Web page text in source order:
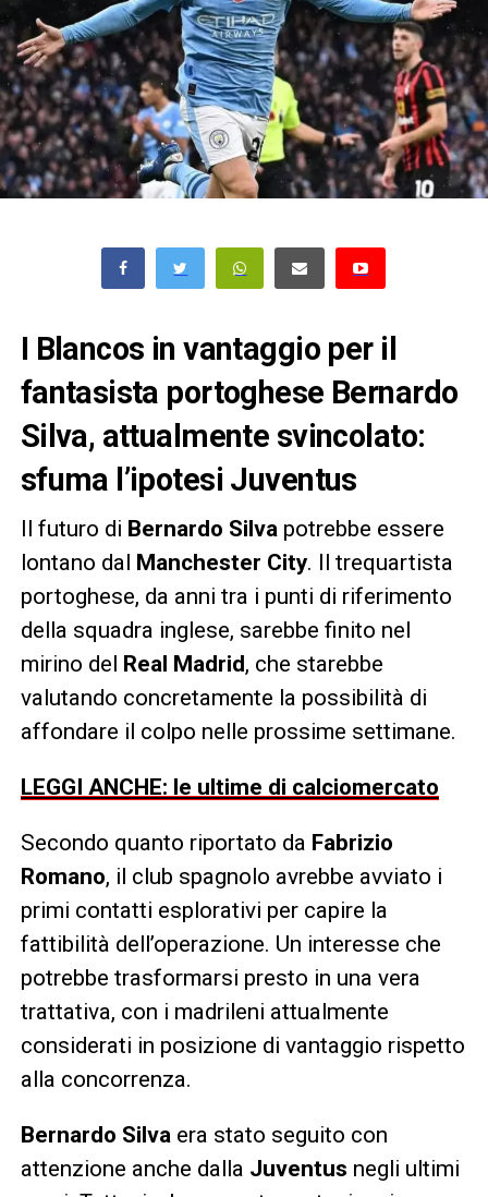
I Blancos in vantaggio per il
fantasista portoghese Bernardo
Silva, attualmente svincolato:
sfuma l’ipotesi Juventus
Il futuro di Bernardo Silvapotrebbe essere
lontano dal
Manchester City. Il trequartista
portoghese, da anni tra i punti di riferimento
della squadra inglese, sarebbe finito nel
mirino del
Real Madrid, che starebbe
valutando concretamente la possibilità di
affondare il colpo nelle prossime settimane.
LEGGI ANCHE: le ultime di calciomercato
Secondo quanto riportato da Fabrizio
Romano, il club spagnolo avrebbe avviato i
primi contatti esplorativi per capire la
fattibilità dell’operazione. Un interesse che
potrebbe trasformarsi presto in una vera
trattativa, con i madrileni attualmente
considerati in posizione di vantaggio rispetto
alla concorrenza.
Bernardo Silvaera stato seguito con
attenzione anche dalla Juventus negli ultimi